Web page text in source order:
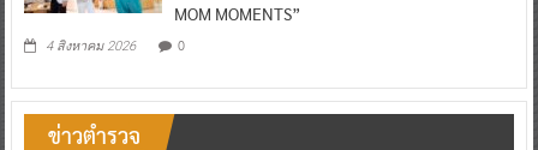
MOM MOMENTS”
4 สิงหาคม 2026 0
ข่าวตำรวจ